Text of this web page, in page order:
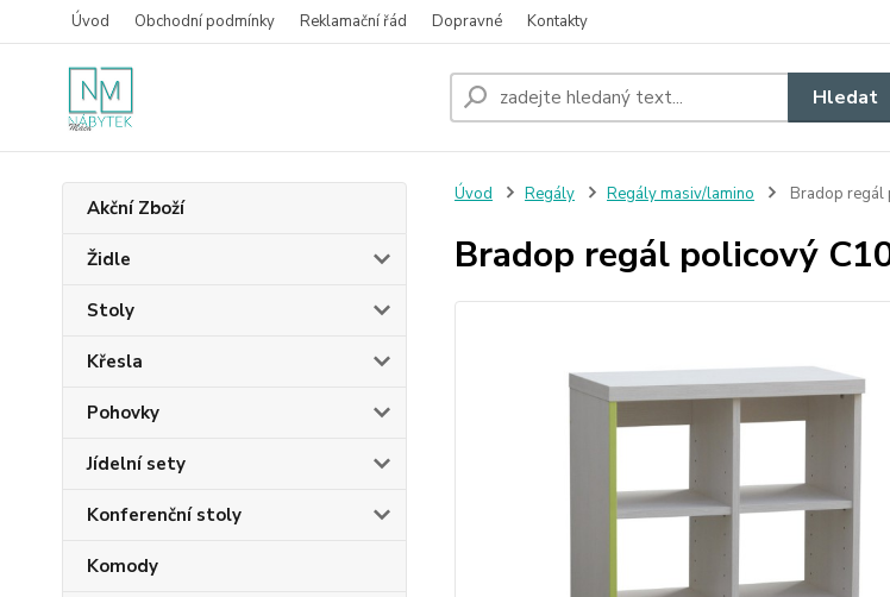
Úvod Obchodní podmínky Reklamační řád Dopravné Kontakty
Hledat
Akční Zboží
Židle
Stoly
Křesla
Pohovky
Jídelní sety
Konferenční stoly
Komody
Úvod Regály Regály masiv/lamino Bradop regál
Bradop regál policový